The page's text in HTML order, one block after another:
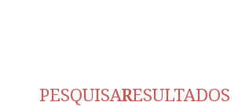
PESQUISARRESULTADOS